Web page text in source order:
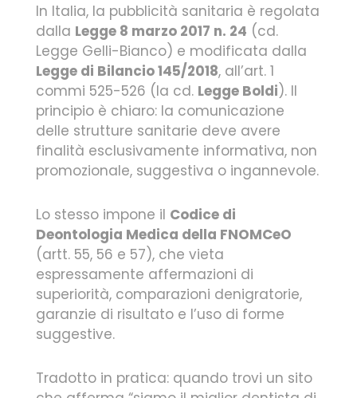
In Italia, la pubblicità sanitaria è regolata
dalla Legge 8 marzo 2017 n. 24 (cd.
Legge Gelli-Bianco) e modificata dalla
Legge di Bilancio 145/2018, all’art. 1
commi 525-526 (la cd. Legge Boldi). Il
principio è chiaro: la comunicazione
delle strutture sanitarie deve avere
finalità esclusivamente informativa, non
promozionale, suggestiva o ingannevole.
Lo stesso impone il Codice di
Deontologia Medica della FNOMCeO
(artt. 55, 56 e 57), che vieta
espressamente affermazioni di
superiorità, comparazioni denigratorie,
garanzie di risultato e l’uso di forme
suggestive.
Tradotto in pratica: quando trovi un sito